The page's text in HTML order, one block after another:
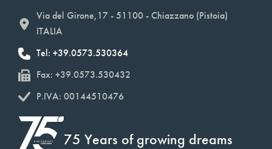
Via del Girone,17 - 51100 - Chiazzano (Pistoia)
ITALIA
Tel: +39.0573.530364
Fax: +39.0573.530432
P.IVA: 00144510476
75 Years of growing dreams